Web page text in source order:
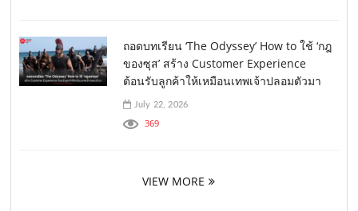
ถอดบทเรียน ‘The Odyssey’ How to ใช้ ‘กฎ
ของซุส’ สร้าง Customer Experience
ต้อนรับลูกค้าให้เหมือนเทพเจ้าปลอมตัวมา
July 22, 2026
369
VIEW MORE